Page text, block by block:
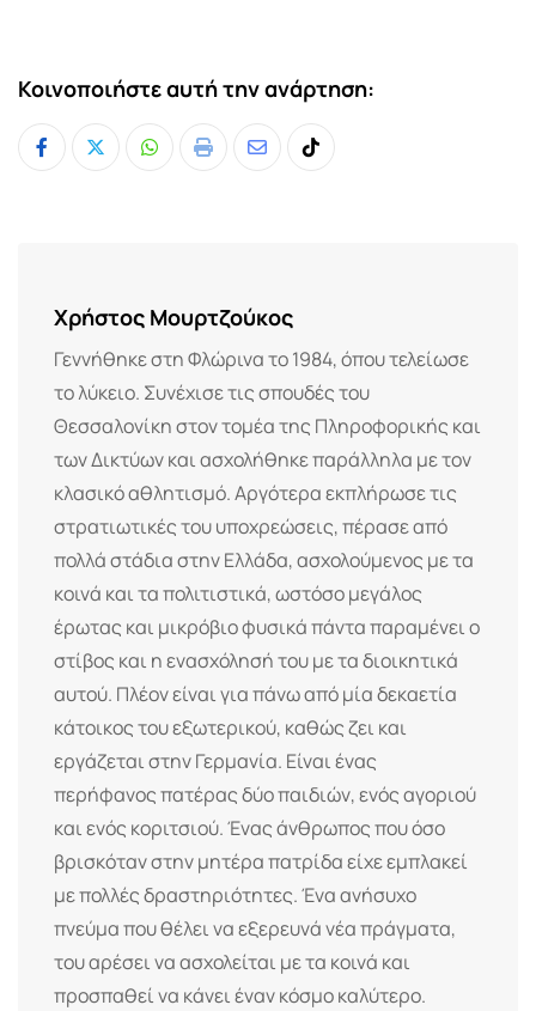
Κοινοποιήστε αυτή την ανάρτηση:
Whatsapp
Print
ShareTiktok
Χρήστος Μουρτζούκος
Γεννήθηκε στη Φλώρινα το 1984, όπου τελείωσε
το λύκειο. Συνέχισε τις σπουδές του
Θεσσαλονίκη στον τομέα της Πληροφορικής και
των Δικτύων και ασχολήθηκε παράλληλα με τον
κλασικό αθλητισμό. Αργότερα εκπλήρωσε τις
στρατιωτικές του υποχρεώσεις, πέρασε από
πολλά στάδια στην Ελλάδα, ασχολούμενος με τα
κοινά και τα πολιτιστικά, ωστόσο μεγάλος
έρωτας και μικρόβιο φυσικά πάντα παραμένει ο
στίβος και η ενασχόλησή του με τα διοικητικά
αυτού. Πλέον είναι για πάνω από μία δεκαετία
κάτοικος του εξωτερικού, καθώς ζει και
εργάζεται στην Γερμανία. Είναι ένας
περήφανος πατέρας δύο παιδιών, ενός αγοριού
και ενός κοριτσιού. Ένας άνθρωπος που όσο
βρισκόταν στην μητέρα πατρίδα είχε εμπλακεί
με πολλές δραστηριότητες. Ένα ανήσυχο
πνεύμα που θέλει να εξερευνά νέα πράγματα,
του αρέσει να ασχολείται με τα κοινά και
προσπαθεί να κάνει έναν κόσμο καλύτερο.